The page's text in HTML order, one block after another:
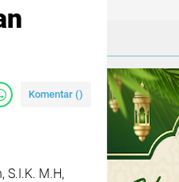
Komentar ()
S.I.K. M.H,